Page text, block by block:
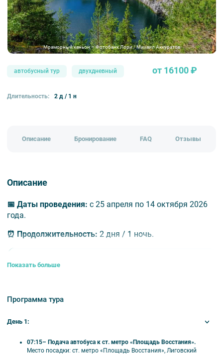
Мраморный каньон – Фотобанк Лори / Михаил Аккуратoв
автобусный тур двухдневный от 16100 ₽
Длительность: 2 д / 1 н
Описание Бронирование FAQ Отзывы
Описание
📅 Даты проведения: с 25 апреля по 14 октября 2026
года.
⏰ Продолжительность: 2 дня / 1 ночь.
✨ Преимущества и особенности тура
природным объектам Карелии с посещением
поездки на ретропоезде.
Показать больше
Программа тура
День 1:
07:15– Подача автобуса к ст. метро «Площадь Восстания».
Место посадки: ст. метро «Площадь Восстания», Лиговский